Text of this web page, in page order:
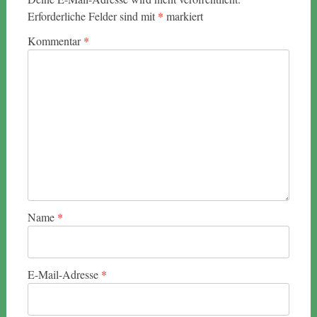
Erforderliche Felder sind mit * markiert
Kommentar*
Name *
E-Mail-Adresse *